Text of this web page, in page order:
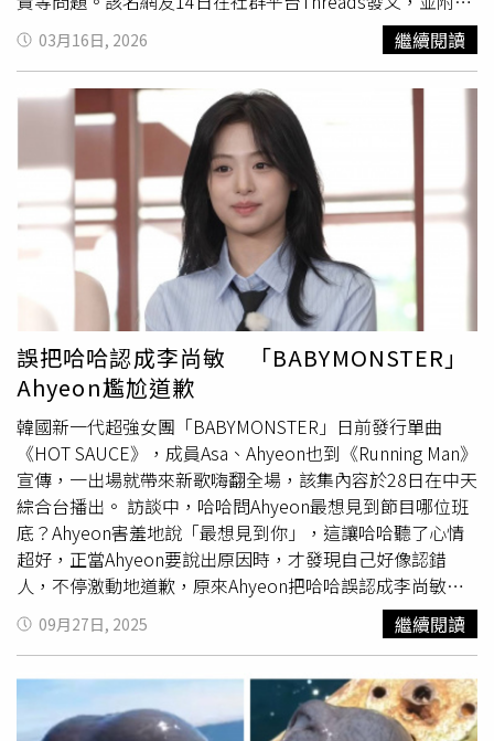
現場照片。畫面顯示六福村的遊樂設施「大
海怪」幾乎沒有
遊客排隊，17個座位中僅有2名乘客搭乘，整體顯得相當空
曠。原PO在貼文中表示，當天是週六，但園區人潮並不
多，讓他感嘆「樂園真的經營得很辛苦」。原PO也提到，
由於設施幾乎不用排隊，他當天只花了一個半小時就玩遍園
區的遊樂設施，有些甚至不需要重新排隊，可以直接再次搭
乘。他表示自己下午2點左右離開園區時，停車場車輛數量
也不多。貼文發布後，不少網友在留言區分享自身看法，認
為台灣部分遊樂園在設施更新與整體規劃上仍有改善空間。
「很好啊，這不是六福村自找的？門票貴、餐飲貴就算了，
上次去園區內連一台飲水機都沒有，問員工表示只能用買
的」；不過也網友點出六福村動物園的優點，「個人覺得六
福村算是很認真在維護園區，特別是動物區」、「他們真的
很用心照顧動物，我上週末才去，動物都油光順滑毛色亮，
而且住在六福莊旁邊就是動物一點也沒有異味」。此外，也
有留言指出，與海外主題樂園相比，台灣遊樂園在主題設計
與氛圍營造方面較為不足。「之前去麗寶樂園，玩到的設備
跟我二十年前學生畢業旅行玩的東西一模一樣，只是設備外
觀斑駁看起來更老舊，買東西更貴又難吃，園區看到的員工
每個一臉生無可戀一副死人樣，此時我明白以前那快樂的回
憶終究就只能當回憶」、「環球影城、迪士尼樂園票價
2000台幣左右，每年都有新的東西。台灣的遊樂園票價
1400，每年幾乎沒更新，台灣人比較好欺負嗎？」、「表
定五點關園，但四點多你就會看到工作人員陸續下班了，跟
著大家一起走，去國外即使要關園了你都會看到工作人員在
門口跟你揮手，誰會跑得比遊客快回去啊……想好好經營遊
樂園稍微也用點心吧」。根據觀光署統計資料，去年台灣主
03月16日, 2026 繼續閱讀
誤把哈哈認成李尚敏 「BABYMONSTER」
Ahyeon尷尬道歉
韓國新一代超強女團「BABYMONSTER」日前發行單曲
《HOT SAUCE》，成員Asa、Ahyeon也到《Running Man》
宣傳，一出場就帶來新歌嗨翻全場，該集內容於28日在中天
綜合台播出。 訪談中，哈哈問Ahyeon最想見到節目哪位班
底？Ahyeon害羞地說「最想見到你」，這讓哈哈聽了心情
超好，正當Ahyeon要說出原因時，才發現自己好像認錯
人，不停激動地道歉，原來Ahyeon把哈哈誤認成李尚敏，
之後哈哈便模仿李尚敏，化解這尷尬。遊戲任務前，要先背
下製作單位準備的各世代偶像問候影片，聽到團名要回答該
團的問候方式，連動作都要正確才行，當劉在錫看到「i-
dle」問候影片時，覺得問候方式加上手勢其實很不容易，
導致他大腦超載不協調。遊戲過程，Asa與Ahyeon玩得很投
09月27日, 2025 繼續閱讀